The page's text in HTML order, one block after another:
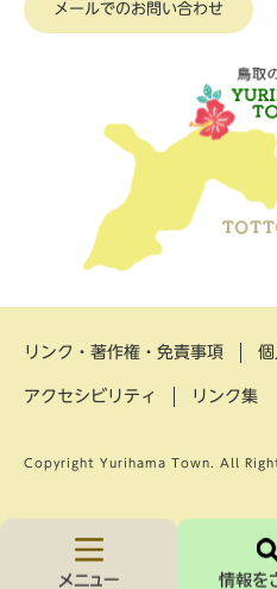
メールでのお問い合わせ
リンク・著作権・免責事項
アクセシビリティ リンク集
Copyright Yurihama Town. All